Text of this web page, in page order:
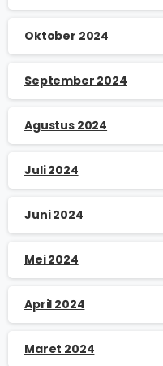
Oktober 2024
September 2024
Agustus 2024
Juli 2024
Juni 2024
Mei 2024
April 2024
Maret 2024